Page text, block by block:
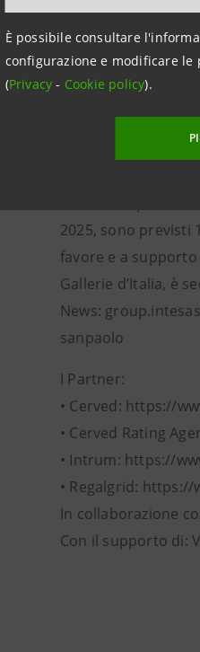
È possibile consultare
configurazione e modificare le
(Privacy- Cookie policy).
Informazioni per la
Intesa Sanpaolo
Media Relations
Intesa Sanpaolo
Intesa Sanpaolo,
fine dicembre
livello europeo
2025, sono previsti
favore e a
Gallerie d’Italia, è
News:
sanpaolo
I Partner:
• Cerved: https://
• Cerved Rating
• Intrum: https://
• Regalgrid:
In collaborazione
Con il supporto di: